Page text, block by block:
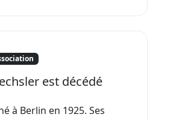
est décédé
à Berlin en 1925. Ses